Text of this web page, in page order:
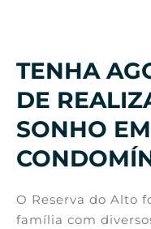
TENHA
DE
SONHO
O Reserva do Alto
família com